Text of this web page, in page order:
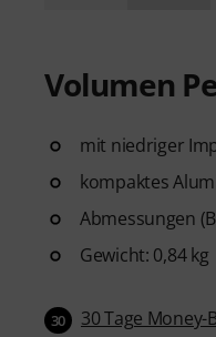
Volumen
mit niedriger
kompaktes
Abmessungen
Gewicht: 0,84 kg
30 30 Tage Money-